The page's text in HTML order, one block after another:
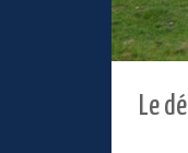
Le